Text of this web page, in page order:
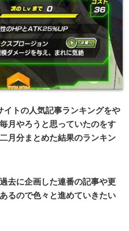
イトの人気記事ランキングをや
月やろうと思っていたのをす
月分まとめた結果のランキン
去に企画した連番の記事や更
るので色々と進めていきたい